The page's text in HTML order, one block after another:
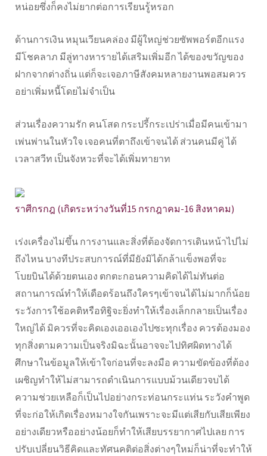
หน่อยซึ่งก็คงไม่ยากต่อการเรียนรู้หรอก
ด้านการเงิน หมุนเวียนคล่อง มีผู้ใหญ่ช่วยซัพพอร์ตอีกแรง
มีโชคลาภ มีลู่ทางหารายได้เสริมเพิ่มอีก ได้ของขวัญของ
ฝากจากต่างถิ่น แต่ก็จะเจอภาษีสังคมหลายงานพอสมควร
อย่าเพิ่มหนี้โดยไม่จำเป็น
ส่วนเรื่องความรัก คนโสด กระปรี้กระเปร่าเมื่อมีคนเข้ามา
เพ่นพ่านในหัวใจ เจอคนที่ตาถึงเข้าจนได้ ส่วนคนมีคู่ ได้
เวลาสวีท เป็นจังหวะที่จะได้เพิ่มทายาท
ราศีกรกฎ (เกิดระหว่างวันที่15 กรกฎาคม-16 สิงหาคม)
เร่งเครื่องไม่ขึ้น การงานและสิ่งที่ต้องจัดการเดินหน้าไปไม่
ถึงไหน บางทีประสบการณ์ที่มียังมิได้กล้าแข็งพอที่จะ
โบยบินได้ด้วยตนเอง ตกตะกอนความคิดได้ไม่ทันต่อ
สถานการณ์ทำให้เดือดร้อนถึงใครๆเข้าจนได้ไม่มากก็น้อย
ระวังการใช้อคติหรือทิฐิจะยิ่งทำให้เรื่องเล็กกลายเป็นเรื่อง
ใหญ่ได้ มิควรที่จะคิดเองเออเองไปซะทุกเรื่อง ควรต้องมอง
ทุกสิ่งตามความเป็นจริงมิฉะนั้นอาจจะไปทิศผิดทางได้
ศึกษาในข้อมูลให้เข้าใจก่อนที่จะลงมือ ความขัดข้องที่ต้อง
เผชิญทำให้ไม่สามารถดำเนินการแบบม้วนเดียวจบได้
ความช่วยเหลือก็เป็นไปอย่างกระท่อนกระแท่น ระวังคำพูด
ที่จะก่อให้เกิดเรื่องหมางใจกันเพราะจะมีแต่เสียกับเสียเพียง
อย่างเดียวหรืออย่างน้อยก็ทำให้เสียบรรยากาศไปเลย การ
ปรับเปลี่ยนวิธีคิดและทัศนคติต่อสิ่งต่างๆใหม่ก็น่าที่จะทำให้